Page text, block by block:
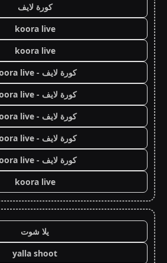
كورة لايف
koora live
koora live
كورة لايف - koora live
كورة لايف - koora live
كورة لايف - koora live
كورة لايف - koora live
كورة لايف - koora live
koora live
يلا شوت
yalla shoot